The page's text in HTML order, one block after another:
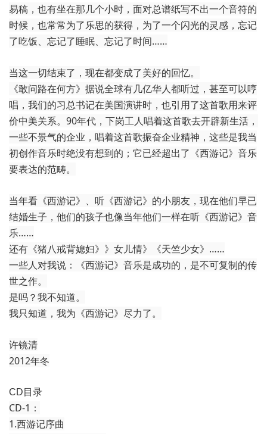
易稿，也有坐在那几个小时，面对总谱纸写不出一个音符的
时候，也常常为了乐思的获得，为了一个闪光的灵感，忘记
了吃饭、忘记了睡眠、忘记了时间……
当这一切结束了，现在都变成了美好的回忆。
《敢问路在何方》据说全球有几亿华人都听过，甚至可以哼
唱，我们的习总书记在美国演讲时，也引用了这首歌用来评
价中美关系。90年代，下岗工人唱着这首歌去开辟新生活，
一些不景气的企业，唱着这首歌振奋企业精神，这些是我当
初创作音乐时绝没有想到的；它已经超出了《西游记》音乐
要表达的范畴。
当年看《西游记》、听《西游记》的小朋友，现在他们早已
结婚生子，他们的孩子也像当年他们一样在听《西游记》音
乐……
还有《猪八戒背媳妇》》女儿情》《天竺少女》……
一些人对我说：《西游记》音乐是成功的，是不可复制的传
世之作。
是吗？我不知道。
我只知道，我为《西游记》尽力了。
许镜清
2012年冬
CD目录
CD-1：
1.西游记序曲